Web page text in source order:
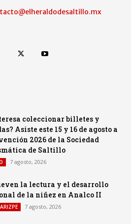
coleccionar billetes y
Asiste este 15 y 16 de agosto a
2026 de la Sociedad
de Saltillo
7 agosto, 2026
la lectura y el desarrollo
de la niñez en Analco II
7 agosto, 2026